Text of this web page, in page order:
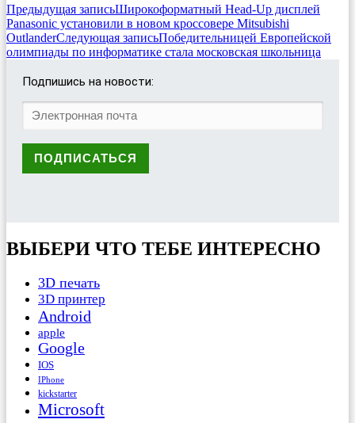
Предыдущая записьШирокоформатный Head-Up дисплей
Panasonic установили в новом кроссовере Mitsubishi
OutlanderСледующая записьПобедительницей Европейской
олимпиады по информатике стала московская школьница
Подпишись на новости:
ВЫБЕРИ ЧТО ТЕБЕ ИНТЕРЕСНО
3D печать
3D принтер
Android
apple
Google
IOS
IPhone
kickstarter
Microsoft